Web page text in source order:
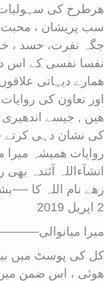
ھرطرح کی
سب پریشان ، محبت
جگہ نفرت، حسد ،
نفسا نفسی کے اس
ھمارے دیہاتی
اور تعاون کی
ھیں , جیسے اندھیری
کی نشان دہی
روایات ھمیشہ میرا
انشآءاللہ آئندہ
رھے نام اللہ کا —-
2 اپریل 2019
میرا
کل کی پوسٹ میں
ھوئی ، اس ضمن